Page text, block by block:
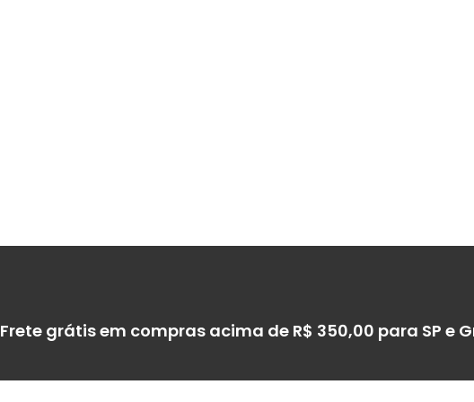
Frete grátis em compras acima de R$ 350,00 para SP e